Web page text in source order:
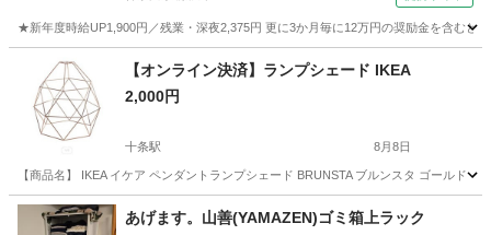
★新年度時給UP1,900円／残業・深夜2,375円 更に3か月毎に12万円の奨励金を含む
神奈川 その他
【オンライン決済】ランプシェード IKEA
2,000円
十条駅 8月8日
【商品名】 IKEA イケア ペンダントランプシェード BRUNSTA ブルンスタ ゴールド
東京 板橋区 十条駅 照明器具
あげます。山善(YAMAZEN)ゴミ箱上ラック